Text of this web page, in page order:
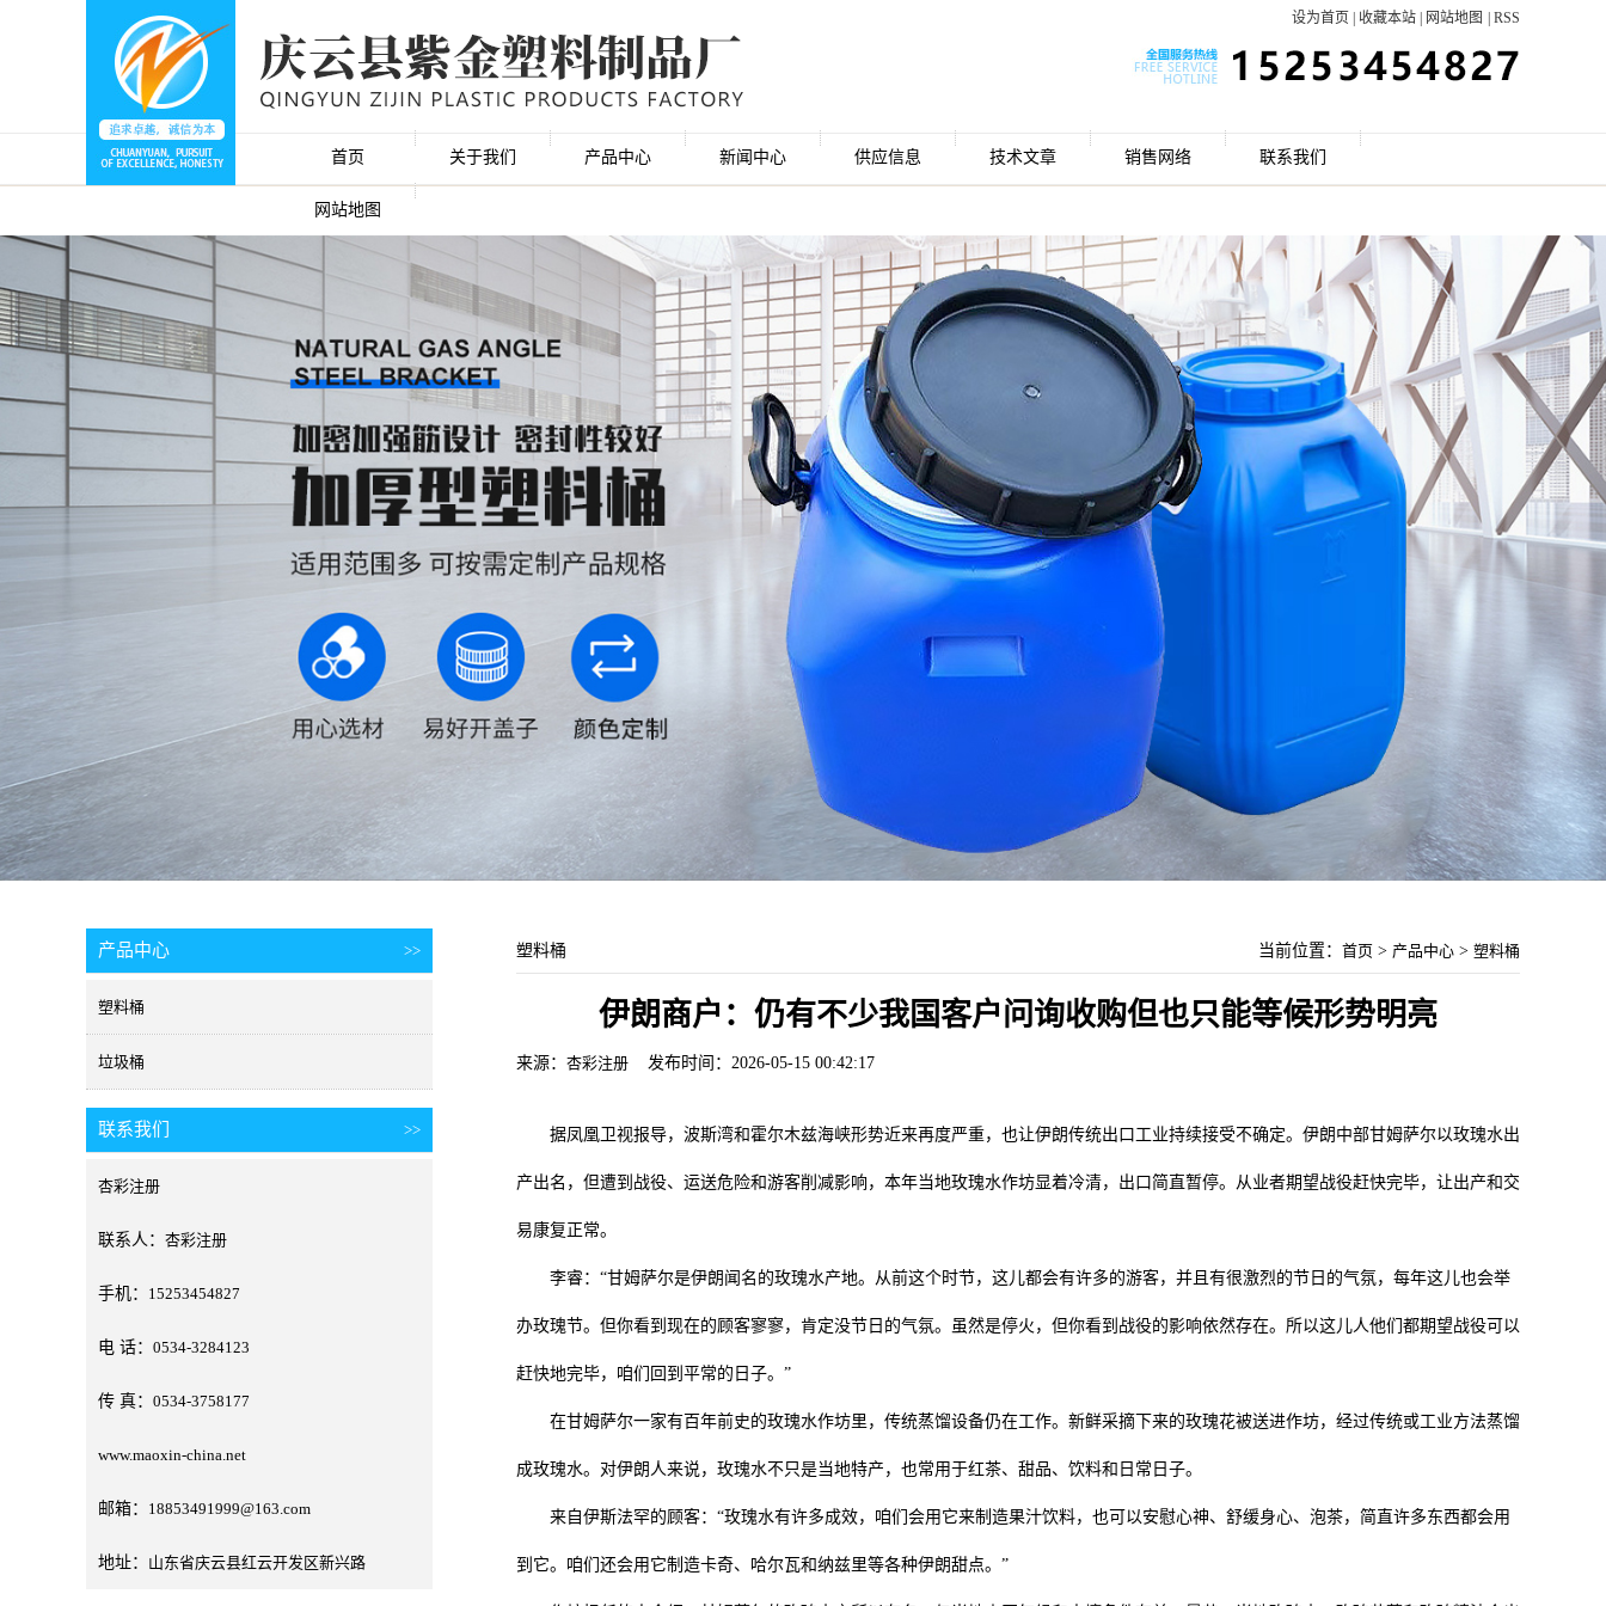
设为首页 收藏本站 网站地图 RSS
首页 关于我们 产品中心 新闻中心 供应信息 技术文章 销售网络 联系我们
网站地图
产品中心 >>
塑料桶
垃圾桶
联系我们 >>
杏彩注册
联系人： 杏彩注册
手机： 15253454827
电 话： 0534-3284123
传 真： 0534-3758177
www.maoxin-china.net
邮箱： 18853491999@163.com
地址： 山东省庆云县红云开发区新兴路
当前位置： 首页 > 产品中心 > 塑料桶
塑料桶
伊朗商户：仍有不少我国客户问询收购但也只能等候形势明亮
来源： 杏彩注册 发布时间：2026-05-15 00:42:17
据凤凰卫视报导，波斯湾和霍尔木兹海峡形势近来再度严重，也让伊朗传统出口工业持续接受不确定。伊朗中部甘姆萨尔以玫瑰水出
产出名，但遭到战役、运送危险和游客削减影响，本年当地玫瑰水作坊显着冷清，出口简直暂停。从业者期望战役赶快完毕，让出产和交
易康复正常。
李睿：“甘姆萨尔是伊朗闻名的玫瑰水产地。从前这个时节，这儿都会有许多的游客，并且有很激烈的节日的气氛，每年这儿也会举
办玫瑰节。但你看到现在的顾客寥寥，肯定没节日的气氛。虽然是停火，但你看到战役的影响依然存在。所以这儿人他们都期望战役可以
赶快地完毕，咱们回到平常的日子。”
在甘姆萨尔一家有百年前史的玫瑰水作坊里，传统蒸馏设备仍在工作。新鲜采摘下来的玫瑰花被送进作坊，经过传统或工业方法蒸馏
成玫瑰水。对伊朗人来说，玫瑰水不只是当地特产，也常用于红茶、甜品、饮料和日常日子。
来自伊斯法罕的顾客：“玫瑰水有许多成效，咱们会用它来制造果汁饮料，也可以安慰心神、舒缓身心、泡茶，简直许多东西都会用
到它。咱们还会用它制造卡奇、哈尔瓦和纳兹里等各种伊朗甜点。”